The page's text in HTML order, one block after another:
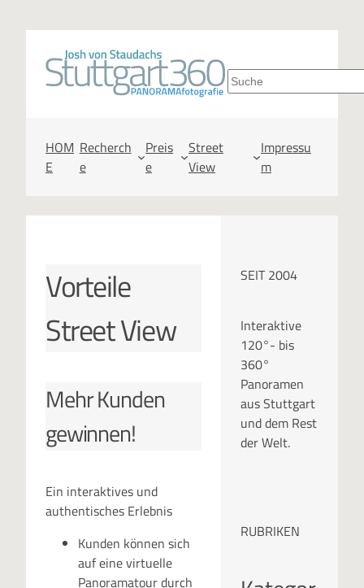
S
HOM
E
Recherch
e
Preis
e
Street
View
Impressu
m
Vorteile
Street View
Mehr Kunden
gewinnen!
Ein interaktives und
authentisches Erlebnis
Kunden können sich
auf eine virtuelle
Panoramatour durch
SEIT 2004
Interaktive
120°- bis
360°
Panoramen
aus Stuttgart
und dem Rest
der Welt.
RUBRIKEN